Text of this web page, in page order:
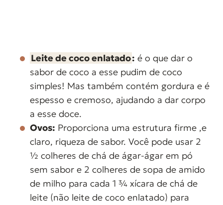
Leite de coco enlatado: é o que dar o
sabor de coco a esse pudim de coco
simples! Mas também contém gordura e é
espesso e cremoso, ajudando a dar corpo
a esse doce.
Ovos: Proporciona uma estrutura firme ,e
claro, riqueza de sabor. Você pode usar 2
½ colheres de chá de ágar-ágar em pó
sem sabor e 2 colheres de sopa de amido
de milho para cada 1 ¾ xícara de chá de
leite (não leite de coco enlatado) para